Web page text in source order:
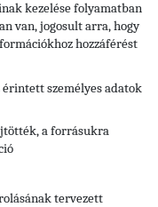
kezelése folyamatban
van, jogosult arra, hogy
hozzáférést
személyes adatok
a forrásukra
tervezett